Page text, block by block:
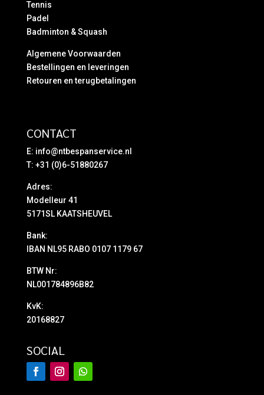
Tennis
Padel
Badminton & Squash
Algemene Voorwaarden
Bestellingen en leveringen
Retouren en terugbetalingen
CONTACT
E: info@ntbespanservice.nl
T: +31 (0)6-51880267
Adres:
Modelleur 41
5171SL KAATSHEUVEL
Bank:
IBAN NL95 RABO 0107 1179 67
BTW Nr:
NL001784896B82
KvK:
20168827
SOCIAL